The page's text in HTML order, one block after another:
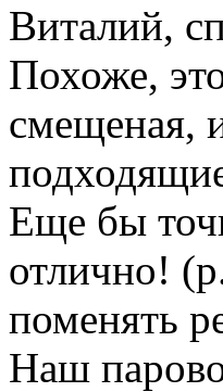
Виталий,
Похоже,
смещеная,
Еще бы
отлично!
поменять
Наш